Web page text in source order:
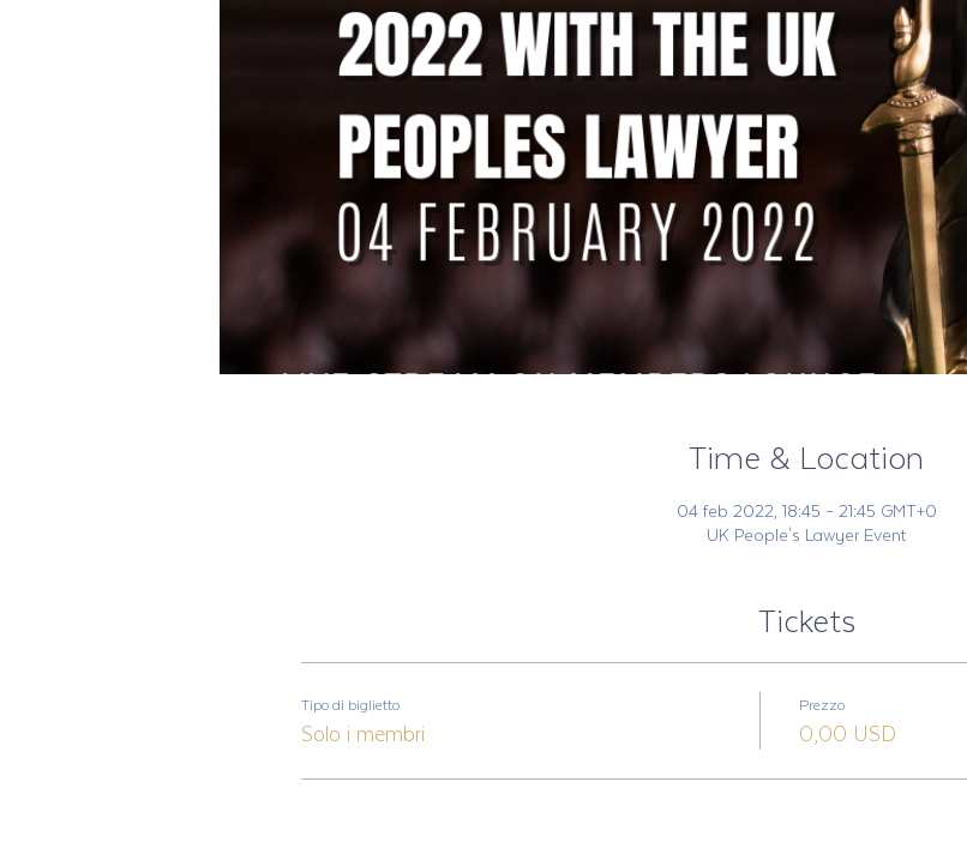
Time & Location
04 feb 2022, 18:45 – 21:45 GMT+0
UK People's Lawyer Event
Tickets
Tipo di biglietto
Solo i membri
Prezzo
0,00 USD